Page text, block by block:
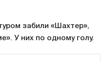
забили «Шахтер»,
У них по одному голу.